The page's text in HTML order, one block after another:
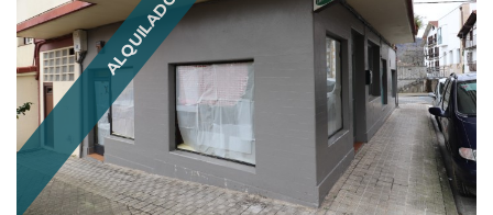
ALQUILADO